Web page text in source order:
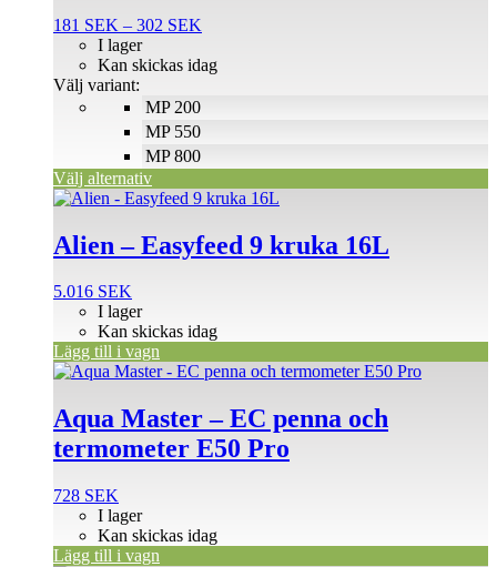
181 SEK – 302 SEK
till
MP 200
MP 550
MP 800
I lager
Kan skickas idag
Välj variant:
Välj alternativ
varianter.
olika
alternativen
produktsidan
Alien – Easyfeed 9 kruka 16L
5.016 SEK
I lager
Kan skickas idag
Lägg till i vagn
Aqua Master – EC penna och
termometer E50 Pro
728 SEK
I lager
Kan skickas idag
Lägg till i vagn